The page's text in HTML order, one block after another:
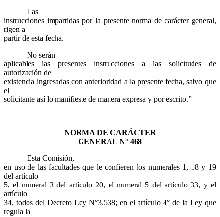
Las
instrucciones impartidas por la presente norma de carácter general,
rigen a
partir de esta fecha.
No serán
aplicables las presentes instrucciones a las solicitudes de
autorización de
existencia ingresadas con anterioridad a la presente fecha, salvo que
el
solicitante así lo manifieste de manera expresa y por escrito.”
NORMA DE CARÁCTER
GENERAL N° 468
Esta Comisión,
en uso de las facultades que le confieren los numerales 1, 18 y 19
del artículo
5, el numeral 3 del artículo 20, el numeral 5 del artículo 33, y el
artículo
34, todos del Decreto Ley N°3.538; en el artículo 4° de la Ley que
regula la